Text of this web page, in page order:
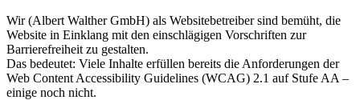
Wir (Albert Walther GmbH) als Websitebetreiber sind bemüht, die
Website in Einklang mit den einschlägigen Vorschriften zur
Barrierefreiheit zu gestalten.
Das bedeutet: Viele Inhalte erfüllen bereits die Anforderungen der
Web Content Accessibility Guidelines (WCAG) 2.1 auf Stufe AA –
einige noch nicht.